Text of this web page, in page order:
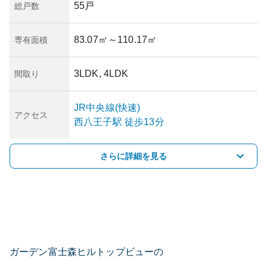
総戸数 55戸
専有面積 83.07㎡ ～110.17㎡
間取り 3LDK, 4LDK
アクセス
JR中央線(快速)
西八王子駅 徒歩13分
さらに詳細を見る
ガーデン富士森ヒルトップビューの